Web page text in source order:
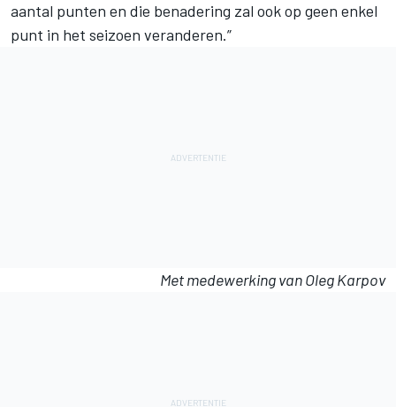
aantal punten en die benadering zal ook op geen enkel
punt in het seizoen veranderen.”
Met medewerking van Oleg Karpov